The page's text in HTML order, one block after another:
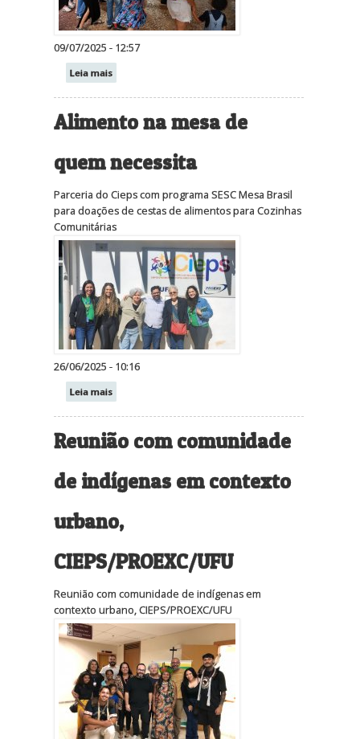
09/07/2025 - 12:57
Leia mais
Alimento na mesa de
quem necessita
Parceria do Cieps com programa SESC Mesa Brasil
para doações de cestas de alimentos para Cozinhas
Comunitárias
26/06/2025 - 10:16
Leia mais
Reunião com comunidade
de indígenas em contexto
urbano,
CIEPS/PROEXC/UFU
Reunião com comunidade de indígenas em
contexto urbano, CIEPS/PROEXC/UFU